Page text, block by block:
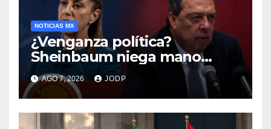
NOTICIAS MX
¿Venganza política?
Sheinbaum niega mano
negra en captura de Ángel
Aguirre
AGO 7, 2026 JODP